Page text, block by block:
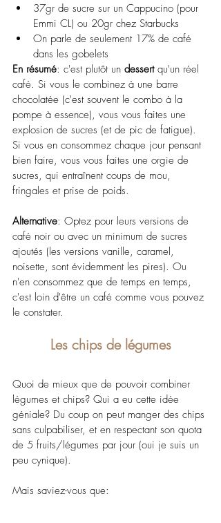
37gr de sucre sur un Cappucino (pour
Emmi CL) ou 20gr chez Starbucks
On parle de seulement 17% de café
dans les gobelets
En résumé: c'est plutôt un dessert qu'un réel
café. Si vous le combinez à une barre
chocolatée (c'est souvent le combo à la
pompe à essence), vous vous faites une
explosion de sucres (et de pic de fatigue).
Si vous en consommez chaque jour pensant
bien faire, vous vous faites une orgie de
sucres, qui entraînent coups de mou,
fringales et prise de poids.
Alternative: Optez pour leurs versions de
café noir ou avec un minimum de sucres
ajoutés (les versions vanille, caramel,
noisette, sont évidemment les pires). Ou
n'en consommez que de temps en temps,
c'est loin d'être un café comme vous pouvez
le constater.
Les chips de légumes
Quoi de mieux que de pouvoir combiner
légumes et chips? Qui a eu cette idée
géniale? Du coup on peut manger des chips
sans culpabiliser, et en respectant son quota
de 5 fruits/légumes par jour (oui je suis un
peu cynique).
Mais saviez-vous que: